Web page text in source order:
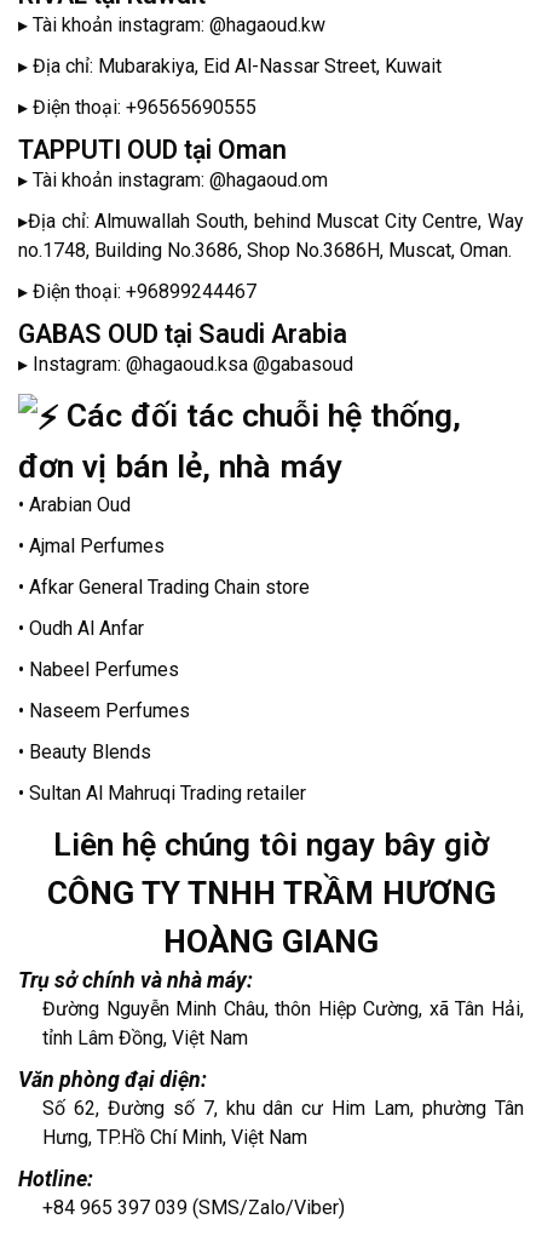
▸ Tài khoản instagram: @hagaoud.kw
▸ Địa chỉ: Mubarakiya, Eid Al-Nassar Street, Kuwait
▸ Điện thoại: +96565690555
TAPPUTI OUD tại Oman
▸ Tài khoản instagram: @hagaoud.om
▸Địa chỉ: Almuwallah South, behind Muscat City Centre, Way
no.1748, Building No.3686, Shop No.3686H, Muscat, Oman.
▸ Điện thoại: +96899244467
GABAS OUD tại Saudi Arabia
▸ Instagram: @hagaoud.ksa @gabasoud
Các đối tác chuỗi hệ thống,
đơn vị bán lẻ, nhà máy
• Arabian Oud
• Ajmal Perfumes
• Afkar General Trading Chain store
• Oudh Al Anfar
• Nabeel Perfumes
• Naseem Perfumes
• Beauty Blends
• Sultan Al Mahruqi Trading retailer
Liên hệ chúng tôi ngay bây giờ
CÔNG TY TNHH TRẦM HƯƠNG
HOÀNG GIANG
Trụ sở chính và nhà máy:
Đường Nguyễn Minh Châu, thôn Hiệp Cường, xã Tân Hải,
tỉnh Lâm Đồng, Việt Nam
Văn phòng đại diện:
Số 62, Đường số 7, khu dân cư Him Lam, phường Tân
Hưng, TP.Hồ Chí Minh, Việt Nam
Hotline:
+84 965 397 039 (SMS/Zalo/Viber)